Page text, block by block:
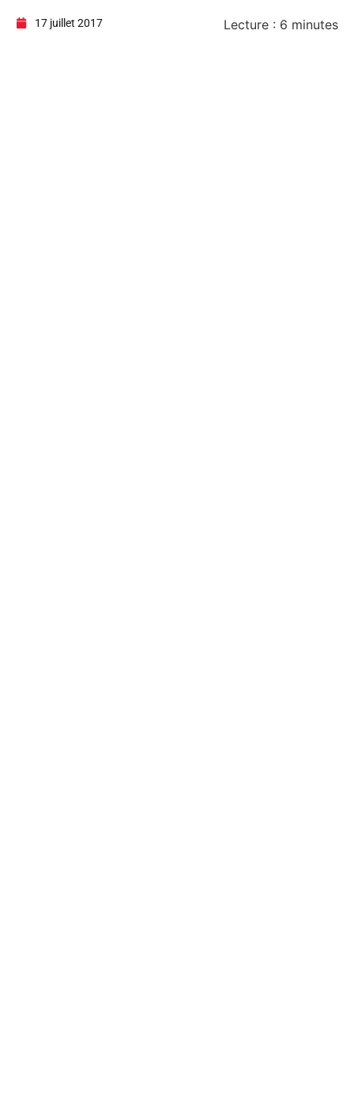
17 juillet 2017 Lecture : 6 minutes